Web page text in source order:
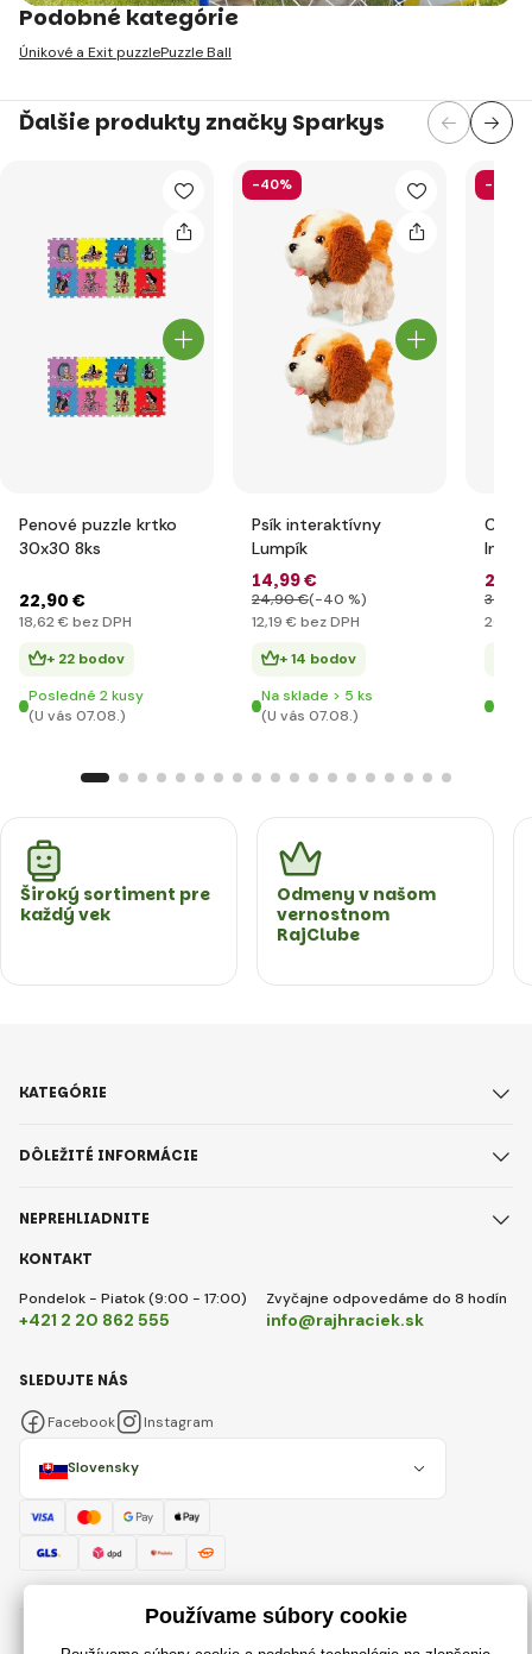
Podobné kategórie
Únikové a Exit puzzlePuzzle Ball
Ďalšie produkty značky Sparkys
Penové puzzle krtko
30x30 8ks
22,90 €
18,62 € bez DPH
+ 22 bodov
Posledné 2 kusy
(U vás 07.08.)
-40%
Psík interaktívny
Lumpík
14,99 €
24,90 €(-40 %)
12,19 € bez DPH
+ 14 bodov
Na sklade > 5 ks
(U vás 07.08.)
-20%
24
30
20
(U
Široký sortiment pre
každý vek
Odmeny v našom
vernostnom
RajClube
KONTAKT
Pondelok - Piatok (9:00 - 17:00)
+421 2 20 862 555
Zvyčajne odpovedáme do 8 hodín
info@rajhraciek.sk
KATEGÓRIE
DÔLEŽITÉ INFORMÁCIE
NEPREHLIADNITE
Slovensky
SLEDUJTE NÁS
Facebook Instagram